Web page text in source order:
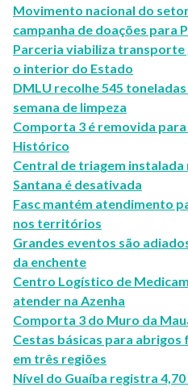
Movimento nacional do
campanha de doações para
Parceria viabiliza
o interior do Estado
DMLU recolhe 545
semana de limpeza
Comporta 3 é removida
Histórico
Central de triagem instalada
Santana é desativada
Fasc mantém atendimento
nos territórios
Grandes eventos são
da enchente
Centro Logístico de
atender na Azenha
Comporta 3 do Muro da
Cestas básicas para
em três regiões
Nível do Guaíba registra